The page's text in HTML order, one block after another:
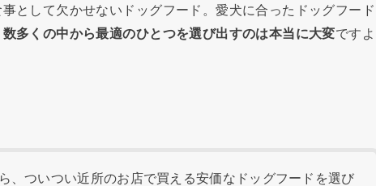
として欠かせないドッグフード。愛犬に合ったドッグフード
数多くの中から最適のひとつを選び出すのは本当に大変ですよ
、ついつい近所のお店で買える安価なドッグフードを選び